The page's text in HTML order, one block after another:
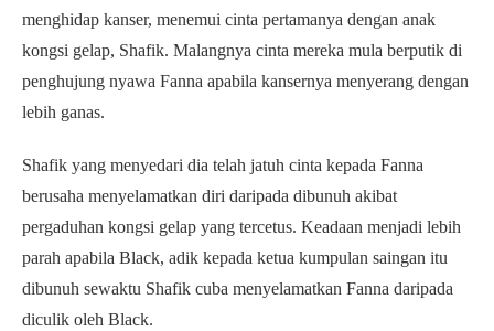
menghidap kanser, menemui cinta pertamanya dengan anak
kongsi gelap, Shafik. Malangnya cinta mereka mula berputik di
penghujung nyawa Fanna apabila kansernya menyerang dengan
lebih ganas.
Shafik yang menyedari dia telah jatuh cinta kepada Fanna
berusaha menyelamatkan diri daripada dibunuh akibat
pergaduhan kongsi gelap yang tercetus. Keadaan menjadi lebih
parah apabila Black, adik kepada ketua kumpulan saingan itu
dibunuh sewaktu Shafik cuba menyelamatkan Fanna daripada
diculik oleh Black.